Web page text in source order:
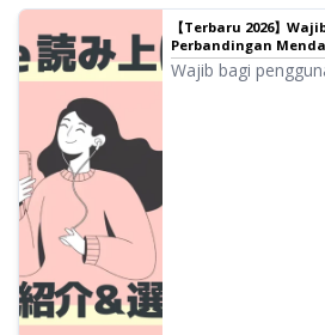
【Terbaru 2026】
Perbandingan
Aplikasi Pembaca
Wajib bagi